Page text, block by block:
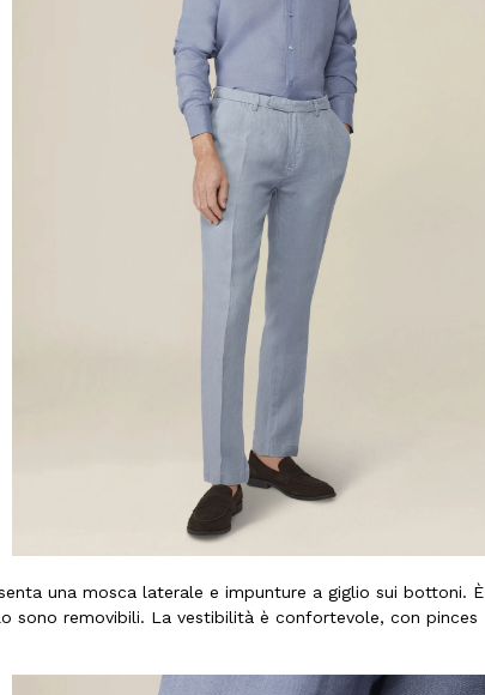
una mosca laterale e impunture a giglio sui bottoni. È
sono removibili. La vestibilità è confortevole, con pinces